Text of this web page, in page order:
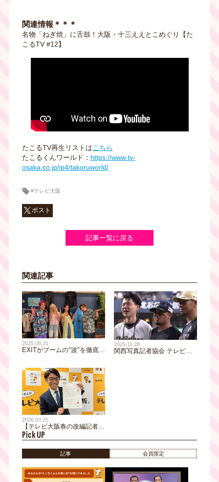
関連情報＊＊＊
名物「ねぎ焼」に舌鼓！大阪・十三ええとこめぐり【た
こるTV #12】
たこるTV再生リストはこちら
たこるくんワールド： https://www.tv-
osaka.co.jp/ip4/takoruworld/
#テレビ大阪
ポスト
記事一覧に戻る
関連記事
2025.08.21
EXITがブームの"波"を徹底解
あったのか！？
2025.11.28
関西写真記者協会 テレビ・
2026.03.25
【テレビ大阪春の改編記者会
見】目玉は「制作費総額1億
円プロジェクト」！！でも、
福谷アナが喜んだのは「テレ
ビ大阪新聞」の一面ジャッ
Pick UP
記事 会員限定